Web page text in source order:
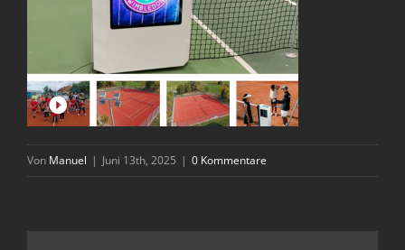
Von Manuel | Juni 13th, 2025 | 0 Kommentare